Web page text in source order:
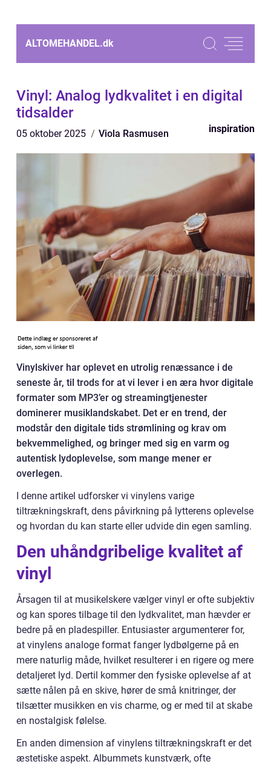
ALTOMEHANDEL.dk
Vinyl: Analog lydkvalitet i en digital
tidsalder
05 oktober 2025 Viola Rasmusen inspiration
Vinylskiver har oplevet en utrolig renæssance i de
seneste år, til trods for at vi lever i en æra hvor digitale
formater som MP3’er og streamingtjenester
dominerer musiklandskabet. Det er en trend, der
modstår den digitale tids strømlining og krav om
bekvemmelighed, og bringer med sig en varm og
autentisk lydoplevelse, som mange mener er
overlegen.
I denne artikel udforsker vi vinylens varige
tiltrækningskraft, dens påvirkning på lytterens oplevelse
og hvordan du kan starte eller udvide din egen samling.
Den uhåndgribelige kvalitet af
vinyl
Årsagen til at musikelskere vælger vinyl er ofte subjektiv
og kan spores tilbage til den lydkvalitet, man hævder er
bedre på en pladespiller. Entusiaster argumenterer for,
at vinylens analoge format fanger lydbølgerne på en
mere naturlig måde, hvilket resulterer i en rigere og mere
detaljeret lyd. Dertil kommer den fysiske oplevelse af at
sætte nålen på en skive, hører de små knitringer, der
tilsætter musikken en vis charme, og er med til at skabe
en nostalgisk følelse.
En anden dimension af vinylens tiltrækningskraft er det
æstetiske aspekt. Albummets kunstværk, ofte